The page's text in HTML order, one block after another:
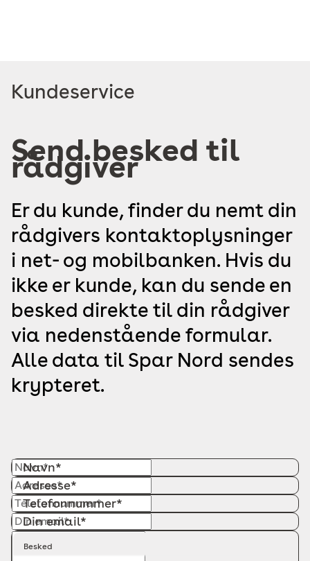
Læs
Kundeservice
Send besked til
rådgiver
Er du kunde, finder du nemt din
rådgivers kontaktoplysninger
i net- og mobilbanken. Hvis du
ikke er kunde, kan du sende en
besked direkte til din rådgiver
via nedenstående formular.
Alle data til Spar Nord sendes
krypteret.
Navn*
Adresse*
Telefonnummer*
Din email*
Besked